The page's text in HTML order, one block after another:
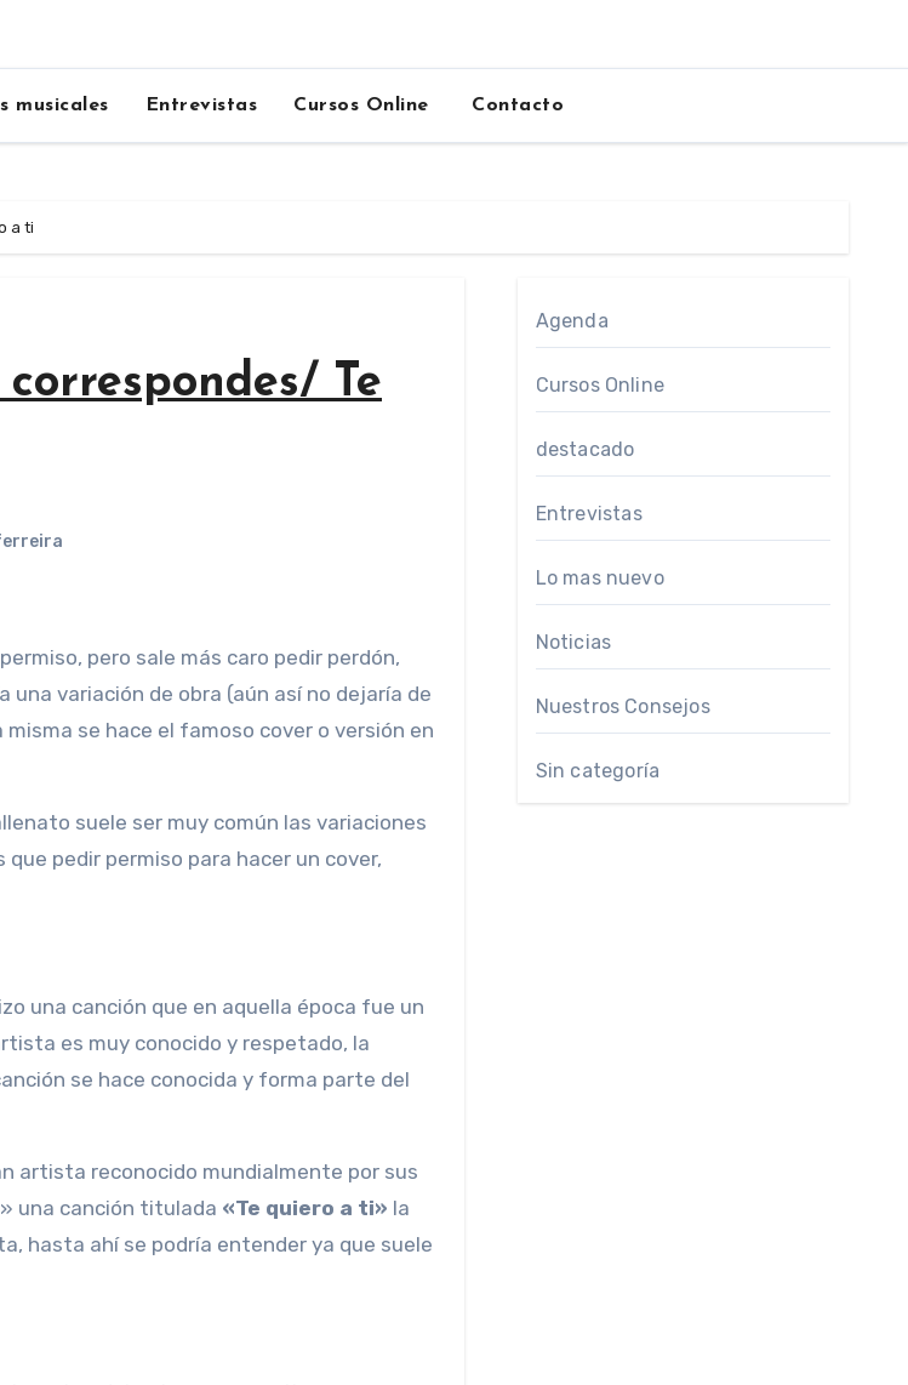
musicales Entrevistas Cursos Online Contacto
a ti
Te
una variación de obra (aún así no dejaría de
se hace el famoso cover o versión en
suele ser muy común las variaciones
pedir permiso para hacer un cover,
una canción que en aquella época fue un
es muy conocido y respetado, la
se hace conocida y forma parte del
artista reconocido mundialmente por sus
una canción titulada «Te quiero a ti» la
hasta ahí se podría entender ya que suele
Agenda
Cursos Online
destacado
Entrevistas
Lo mas nuevo
Noticias
Nuestros Consejos
Sin categoría